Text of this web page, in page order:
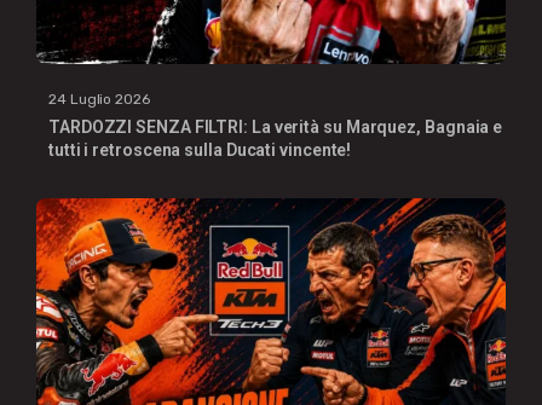
24 Luglio 2026
TARDOZZI SENZA FILTRI: La verità su Marquez, Bagnaia e
tutti i retroscena sulla Ducati vincente!